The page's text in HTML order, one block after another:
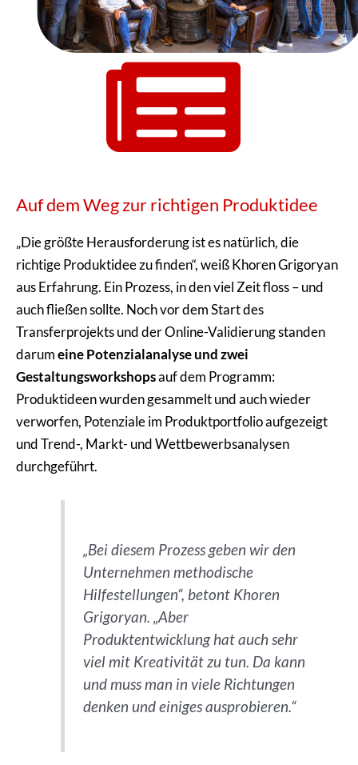
Auf dem Weg zur richtigen Produktidee
„Die größte Herausforderung ist es natürlich, die
richtige Produktidee zu finden“, weiß Khoren Grigoryan
aus Erfahrung. Ein Prozess, in den viel Zeit floss – und
auch fließen sollte. Noch vor dem Start des
Transferprojekts und der Online-Validierung standen
darumeine Potenzialanalyse und zwei
Gestaltungsworkshopsauf dem Programm:
Produktideen wurden gesammelt und auch wieder
verworfen, Potenziale im Produktportfolio aufgezeigt
und Trend-, Markt- und Wettbewerbsanalysen
durchgeführt.
„Bei diesem Prozess geben wir den
Unternehmen methodische
Hilfestellungen“, betont Khoren
Grigoryan. „Aber
Produktentwicklung hat auch sehr
viel mit Kreativität zu tun. Da kann
und muss man in viele Richtungen
denken und einiges ausprobieren.“